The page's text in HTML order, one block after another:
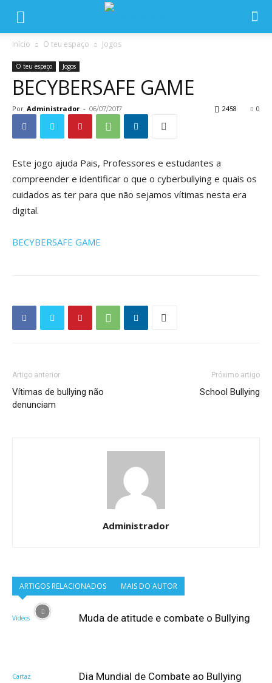
Início O teu espaço Jogos
O teu espaço Jogos
BECYBERSAFE GAME
Por Administrador - 06/07/2017 0
2458
Este jogo ajuda Pais, Professores e estudantes a
compreender e identificar o que o cyberbullying e quais os
cuidados as ter para que não sejamos vítimas nesta era
digital.
BECYBERSAFE GAME
Artigo anterior
Vítimas de bullying não
denunciam
Próximo artigo
School Bullying
Administrador
ARTIGOS RELACIONADOS MAIS DO AUTOR
Vídeos Muda de atitude e combate o Bullying
Cartaz Dia Mundial de Combate ao Bullying